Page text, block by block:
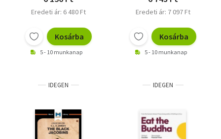
Eredeti ár: 6 480 Ft
Kosárba
5 - 10 munkanap
Eredeti ár: 7 097 Ft
Kosárba
5 - 10 munkanap
IDEGEN IDEGEN